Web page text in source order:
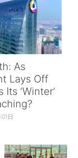
As
Lays Off
Its ‘Winter’
日